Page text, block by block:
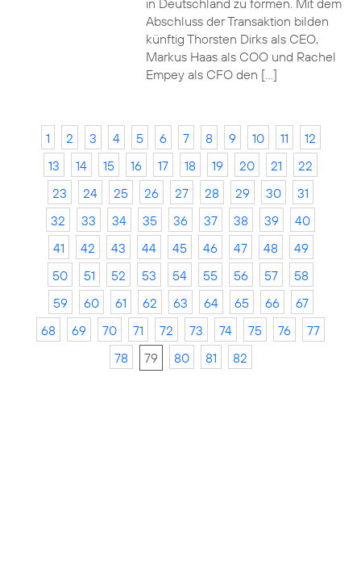
in Deutschland zu formen. Mit dem
Abschluss der Transaktion bilden
künftig Thorsten Dirks als CEO,
Markus Haas als COO und Rachel
Empey als CFO den […]
1 2 3 4 5 6 7 8 9 10 11
12
13
14 15 16 17 18 19 20 21
22
23
24 25 26 27 28 29 30
31
32
33 34 35 36 37 38 39
40
41
42 43 44 45 46 47 48
49
50
51 52 53 54 55 56 57
58
59
60 61 62 63 64 65 66
67
68
69 70 71 72 73 74 75 76
77
78
79 80 81 82